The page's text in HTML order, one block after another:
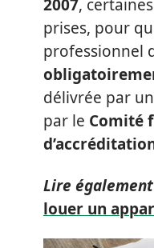
2007,
prises, pour
professionnel
délivrée par un
par le Comité
Lire
louer un